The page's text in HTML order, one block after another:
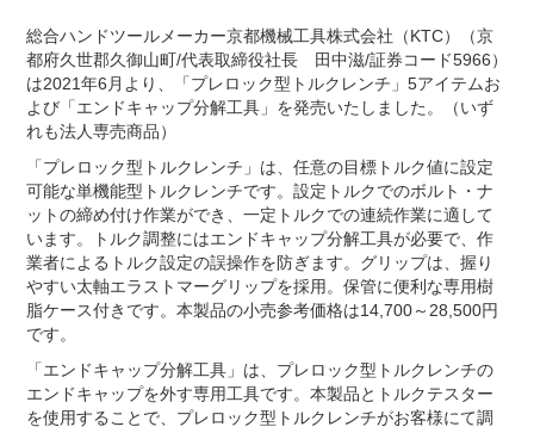
総合ハンドツールメーカー京都機械工具株式会社（KTC）（京
都府久世郡久御山町/代表取締役社長 田中滋/証券コード5966）
は2021年6月より、「プレロック型トルクレンチ」5アイテムお
よび「エンドキャップ分解工具」を発売いたしました。（いず
れも法人専売商品）
「プレロック型トルクレンチ」は、任意の目標トルク値に設定
可能な単機能型トルクレンチです。設定トルクでのボルト・ナ
ットの締め付け作業ができ、一定トルクでの連続作業に適して
います。トルク調整にはエンドキャップ分解工具が必要で、作
業者によるトルク設定の誤操作を防ぎます。グリップは、握り
やすい太軸エラストマーグリップを採用。保管に便利な専用樹
脂ケース付きです。本製品の小売参考価格は14,700～28,500円
です。
「エンドキャップ分解工具」は、プレロック型トルクレンチの
エンドキャップを外す専用工具です。本製品とトルクテスター
を使用することで、プレロック型トルクレンチがお客様にて調